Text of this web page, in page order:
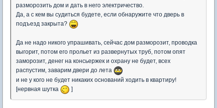
разморозить дом и дать в него электричество.
Да, а с кем вы судиться будете, если обнаружите что дверь в
подъезд закрыта?
Да не надо никого упрашивать, сейчас дом разморозит, проводка
выгорит, потом его прольет из развернутых труб, потом опят
заморозит, денег на консьержек и охрану не будет, всех
распустим, заварим двери до лета
и не у кого не будет никаких оснований ходить в квартиру!
[нервная шутка
]